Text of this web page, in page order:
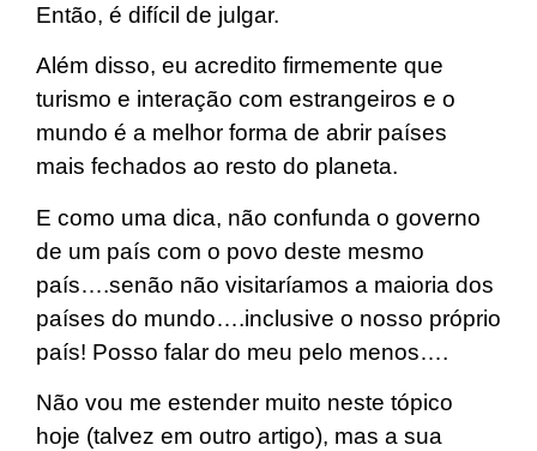
Então, é difícil de julgar.
Além disso, eu acredito firmemente que
turismo e interação com estrangeiros e o
mundo é a melhor forma de abrir países
mais fechados ao resto do planeta.
E como uma dica, não confunda o governo
de um país com o povo deste mesmo
país….senão não visitaríamos a maioria dos
países do mundo….inclusive o nosso próprio
país! Posso falar do meu pelo menos….
Não vou me estender muito neste tópico
hoje (talvez em outro artigo), mas a sua